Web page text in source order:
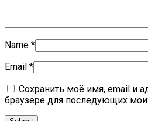
Name *
Email *
Сохранить моё имя, email и
браузере для последующих